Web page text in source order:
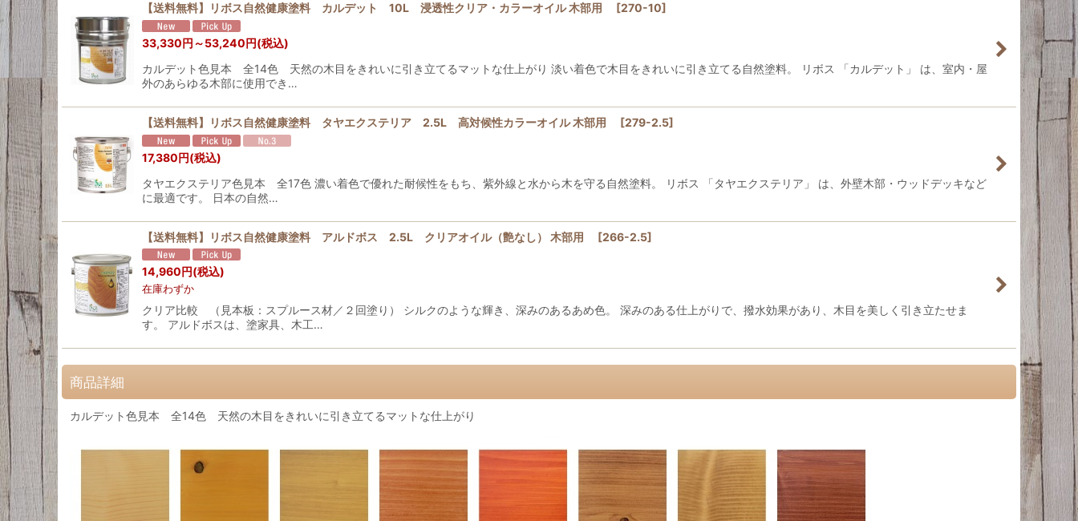
【送料無料】リボス自然健康塗料 カルデット 10L 浸透性クリア・カラーオイル 木部用 [270-10]
33,330円 ～53,240円(税込)
カルデット色見本 全14色 天然の木目をきれいに引き立てるマットな仕上がり 淡い着色で木目をきれいに引き立てる自然塗料。 リボス 「カルデット」 は、室内・屋
外のあらゆる木部に使用でき…
【送料無料】リボス自然健康塗料 タヤエクステリア 2.5L 高対候性カラーオイル 木部用 [279-2.5]
17,380円(税込)
タヤエクステリア色見本 全17色 濃い着色で優れた耐候性をもち、紫外線と水から木を守る自然塗料。 リボス 「タヤエクステリア」 は、外壁木部・ウッドデッキなど
に最適です。 日本の自然…
【送料無料】リボス自然健康塗料 アルドボス 2.5L クリアオイル（艶なし） 木部用 [266-2.5]
14,960 円(税込)
在庫わずか
クリア比較 （見本板：スプルース材／２回塗り） シルクのような輝き、深みのあるあめ色。 深みのある仕上がりで、撥水効果があり、木目を美しく引き立たせま
す。 アルドボスは、塗家具、木工…
商品詳細
カルデット色見本 全14色 天然の木目をきれいに引き立てるマットな仕上がり